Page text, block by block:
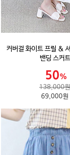
커버걸 화이트 프릴 &
밴딩 스커트
138,000원
69,000원